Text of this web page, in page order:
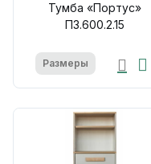
Тумба «Портус»
П3.600.2.15
Размеры